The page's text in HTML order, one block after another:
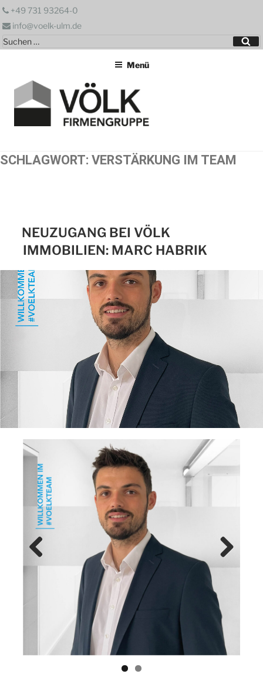
Zum
springen
+49 731 93264-0
info@voelk-ulm.de
Suchen
nach:
Menü
SCHLAGWORT: VERSTÄRKUNG IM TEAM
NEUZUGANG BEI VÖLK
IMMOBILIEN: MARC HABRIK
Previ